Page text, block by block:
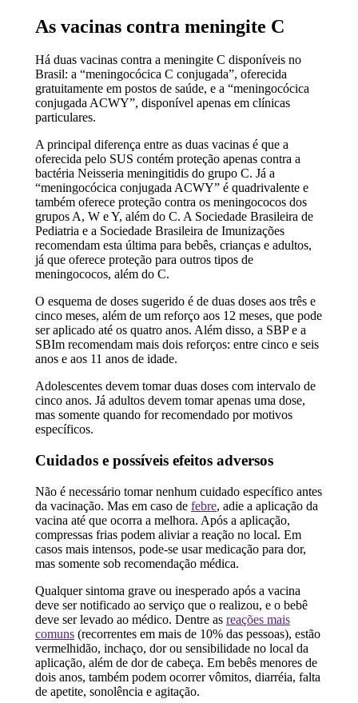
As vacinas contra meningite C
Há duas vacinas contra a meningite C disponíveis no
Brasil: a “meningocócica C conjugada”, oferecida
gratuitamente em postos de saúde, e a “meningocócica
conjugada ACWY”, disponível apenas em clínicas
particulares.
A principal diferença entre as duas vacinas é que a
oferecida pelo SUS contém proteção apenas contra a
bactéria Neisseria meningitidis do grupo C. Já a
“meningocócica conjugada ACWY” é quadrivalente e
também oferece proteção contra os meningococos dos
grupos A, W e Y, além do C. A Sociedade Brasileira de
Pediatria e a Sociedade Brasileira de Imunizações
recomendam esta última para bebês, crianças e adultos,
já que oferece proteção para outros tipos de
meningococos, além do C.
O esquema de doses sugerido é de duas doses aos três e
cinco meses, além de um reforço aos 12 meses, que pode
ser aplicado até os quatro anos. Além disso, a SBP e a
SBIm recomendam mais dois reforços: entre cinco e seis
anos e aos 11 anos de idade.
Adolescentes devem tomar duas doses com intervalo de
cinco anos. Já adultos devem tomar apenas uma dose,
mas somente quando for recomendado por motivos
específicos.
Cuidados e possíveis efeitos adversos
Não é necessário tomar nenhum cuidado específico antes
da vacinação. Mas em caso de febre, adie a aplicação da
vacina até que ocorra a melhora. Após a aplicação,
compressas frias podem aliviar a reação no local. Em
casos mais intensos, pode-se usar medicação para dor,
mas somente sob recomendação médica.
Qualquer sintoma grave ou inesperado após a vacina
deve ser notificado ao serviço que o realizou, e o bebê
deve ser levado ao médico. Dentre as reações mais
comuns(recorrentes em mais de 10% das pessoas), estão
vermelhidão, inchaço, dor ou sensibilidade no local da
aplicação, além de dor de cabeça. Em bebês menores de
dois anos, também podem ocorrer vômitos, diarréia, falta
de apetite, sonolência e agitação.